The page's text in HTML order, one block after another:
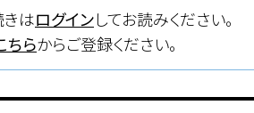
きはログインしてお読みください。
ちらからご登録ください。